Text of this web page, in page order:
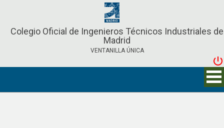
Colegio Oficial de Ingenieros Técnicos Industriales de
Madrid
VENTANILLA ÚNICA
power_settings_new